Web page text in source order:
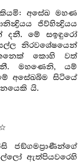
අසේඛ මහණ
ජිව්හින්‍ද්‍රියය
දනී. මේ සඉඳුරෝ
නිරවශේෂයෙන්
කොහි වත්
මහණෙනි, යම්
අසේඛබිම සිටියේ
නයෙකි යි.
ජඞ්ගමප්‍රාණීන්ගේ
ඇත්පියවරෙහි